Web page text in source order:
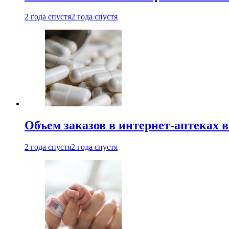
2 года спустя2 года спустя
Объем заказов в интернет-аптеках
2 года спустя2 года спустя